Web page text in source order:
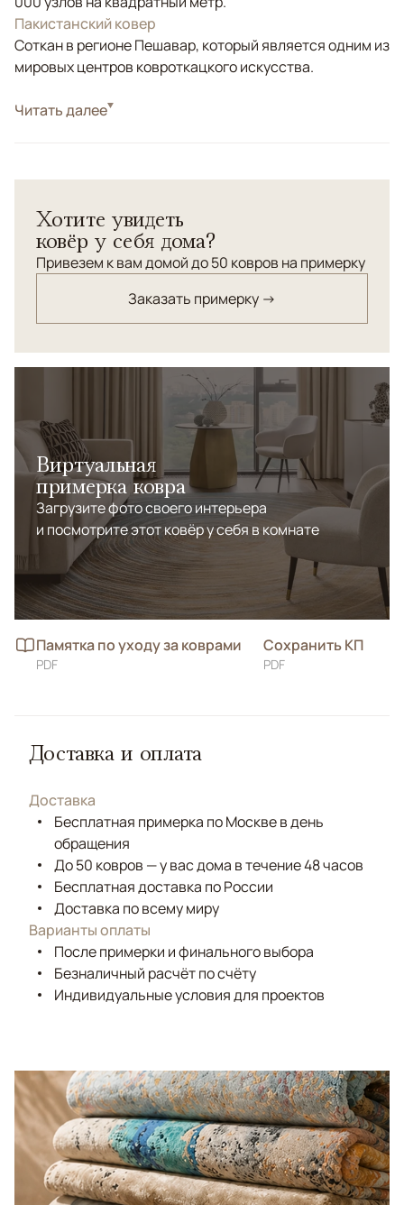
Пакистанский ковер
Соткан в регионе Пешавар, который является одним из
мировых центров ковроткацкого искусства.
СтильКлассические
Читать далее
Хотите увидеть
ковёр у себя дома?
Привезем к вам домой до 50 ковров на примерку
Заказать примерку →
Виртуальная
примерка ковра
Загрузите фото своего интерьера
и посмотрите этот ковёр у себя в комнате
Памятка по уходу за коврами
PDF
Сохранить КП
PDF
Доставка и оплата
Доставка
Бесплатная примерка по Москве в день
обращения
До 50 ковров — у вас дома в течение 48 часов
Бесплатная доставка по России
Доставка по всему миру
Варианты оплаты
После примерки и финального выбора
Безналичный расчёт по счёту
Индивидуальные условия для проектов